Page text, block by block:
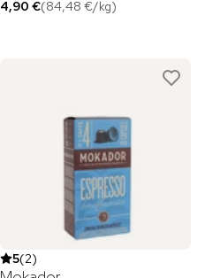
4,90 €(84,48 €/kg)
5(2)